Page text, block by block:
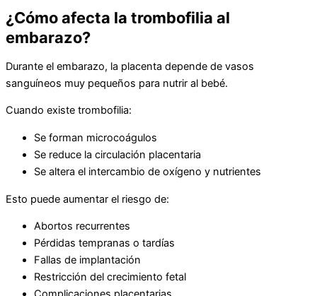
¿Cómo afecta la trombofilia al
embarazo?
Durante el embarazo, la placenta depende de vasos
sanguíneos muy pequeños para nutrir al bebé.
Cuando existe trombofilia:
Se forman microcoágulos
Se reduce la circulación placentaria
Se altera el intercambio de oxígeno y nutrientes
Esto puede aumentar el riesgo de:
Abortos recurrentes
Pérdidas tempranas o tardías
Fallas de implantación
Restricción del crecimiento fetal